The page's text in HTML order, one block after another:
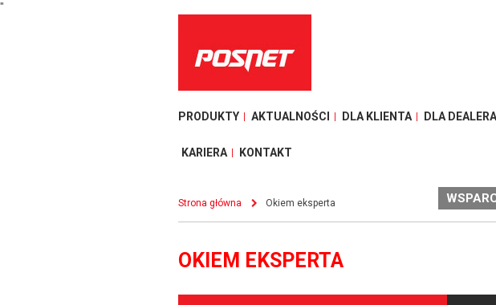
"
PRODUKTY AKTUALNOŚCI DLA KLIENTA DLA DEALERA
KARIERA KONTAKT
Strona główna Okiem eksperta
OKIEM EKSPERTA